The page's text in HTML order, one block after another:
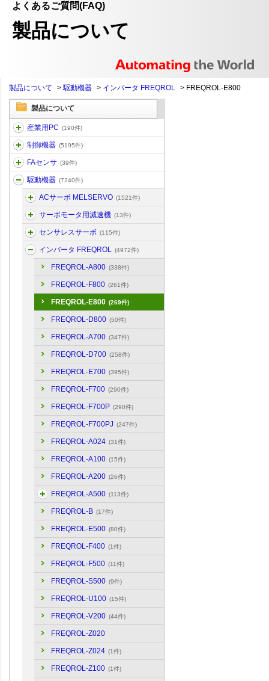
よくあるご質問(FAQ)
製品について
製品について >駆動機器 > インバータ FREQROL > FREQROL-E800
製品について
産業用PC (190件)
制御機器 (5195件)
FAセンサ (39件)
駆動機器 (7240件)
ACサーボ MELSERVO (1521件)
サーボモータ用減速機 (13件)
センサレスサーボ (115件)
インバータ FREQROL (4972件)
FREQROL-A800 (338件)
FREQROL-F800 (261件)
FREQROL-E800 (269件)
FREQROL-D800 (50件)
FREQROL-A700 (347件)
FREQROL-D700 (258件)
FREQROL-E700 (395件)
FREQROL-F700 (290件)
FREQROL-F700P (290件)
FREQROL-F700PJ (247件)
FREQROL-A024 (31件)
FREQROL-A100 (15件)
FREQROL-A200 (26件)
FREQROL-A500 (113件)
FREQROL-B (17件)
FREQROL-E500 (80件)
FREQROL-F400 (1件)
FREQROL-F500 (11件)
FREQROL-S500 (9件)
FREQROL-U100 (15件)
FREQROL-V200 (44件)
FREQROL-Z020
FREQROL-Z024 (1件)
FREQROL-Z100 (1件)